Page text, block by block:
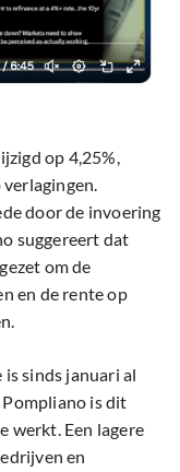
op 4,25%,
door de invoering
suggereert dat
om de
en de rente op
sinds januari al
Pompliano is dit
werkt. Een lagere
en